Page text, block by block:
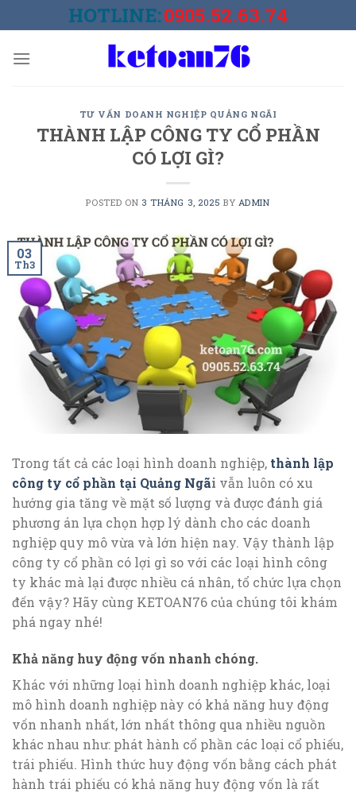
to
HOTLINE:0905.52.63.74
TƯ VẤN DOANH NGHIỆP QUẢNG NGÃI
THÀNH LẬP CÔNG TY CỔ PHẦN
CÓ LỢI GÌ?
POSTED ON 3 THÁNG 3, 2025 BY ADMIN
03
Th3
Trong tất cả các loại hình doanh nghiệp, thành lập
công ty cổ phần tại Quảng Ngãi vẫn luôn có xu
hướng gia tăng về mặt số lượng và được đánh giá
phương án lựa chọn hợp lý dành cho các doanh
nghiệp quy mô vừa và lớn hiện nay. Vậy thành lập
công ty cổ phần có lợi gì so với các loại hình công
ty khác mà lại được nhiều cá nhân, tổ chức lựa chọn
đến vậy? Hãy cùng KETOAN76 của chúng tôi khám
phá ngay nhé!
Khả năng huy động vốn nhanh chóng.
Khác với những loại hình doanh nghiệp khác, loại
mô hình doanh nghiệp này có khả năng huy động
vốn nhanh nhất, lớn nhất thông qua nhiều nguồn
khác nhau như: phát hành cổ phần các loại cổ phiếu,
trái phiếu. Hình thức huy động vốn bằng cách phát
hành trái phiếu có khả năng huy động vốn là rất